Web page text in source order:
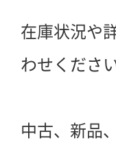
在庫状況や
わせください
中古、新品